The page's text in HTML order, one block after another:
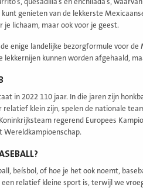
quesadilla’s en enchilada’s,
genieten van de lekkerste
je lichaam, maar ook voor je geest.
enige landelijke bezorgformule voor
lekkernijen kunnen worden afgehaald,
in 2022 110 jaar. In die jaren zijn
relatief klein zijn, spelen de nationale
regerend Europees
Wereldkampioenschap.
beísbol, of hoe je het ook noemt,
een relatief kleine sport is, terwijl we